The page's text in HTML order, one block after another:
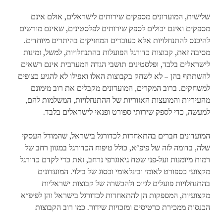
שלישית, המועדונים מספקים שירותים לישראלים, אולם אינם
מספקים ואינם יכולים לספק שירותים לפלסטינים, שאינם מורשים
להיכנס להתנחלויות אלא כעובדים המחזיקים בהיתרים מיוחדים.
מסיבה זאת, קבוצות כדורגל הפועלות בהתנחלויות, למשל, זמינות
לישראלים בלבד, ופלסטינים תושבי הגדה המערבית אינם רשאים
להשתתף בהן – לא לשחק בקבוצות האלו ואפילו לא להגיע כצופים
למשחקים. ברוב המקרים, המועדונים מקבלים את רוב מימונם
מהעיריות והמועצות האזוריות של ההתנחלויות, המשלמות להם,
למעשה, כדי לספק שירותי ספורט ופנאי לישראלים בלבד.
המועדונים חברים בהתאחדות לכדורגל בישראל, שהמודל העסקי
שלה, בדומה לזה של פיפ"א, כולל טיפוח הכדורגל במגוון רחב של
רמות מיומנות ועל-פני שטח גיאוגרפי נרחב, זאת כדי לקדם כדורגל
מקצועי כספורט לאומי ובינלאומי וכסוג של בילוי. המועדונים
בהתנחלויות פועלים לגיוס ולהכשרה של קבוצות ישראליות
מקצועיות, המספקות הן להתאחדות לכדורגל בישראל והן לפיפ"א
הכנסות ממכירת כרטיסים ומזכויות שידור. כמו רוב הקבוצות